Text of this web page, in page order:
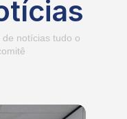
notícias tudo o